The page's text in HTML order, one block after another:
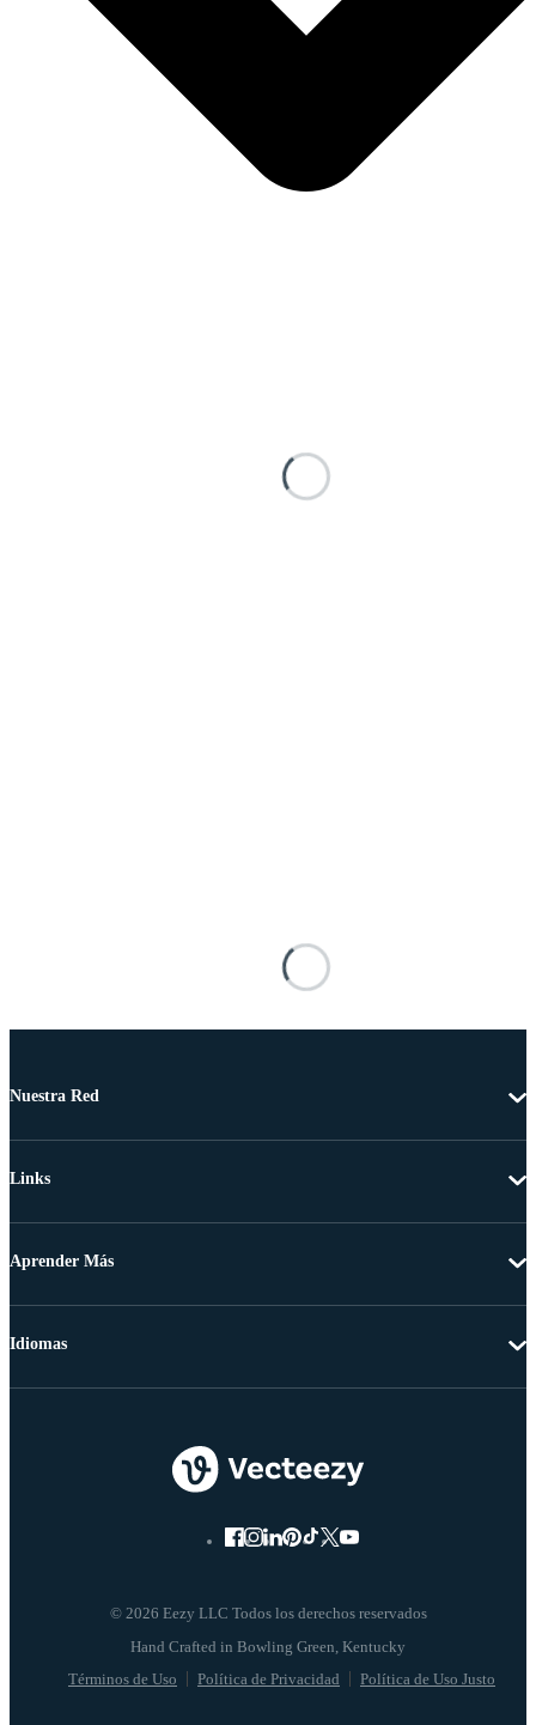
Nuestra Red
Links
Aprender Más
© 2026 Eezy LLC Todos los derechos reservados
Términos de Uso Política de Privacidad Política de Uso Justo
Idiomas